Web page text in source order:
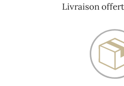
Livraison